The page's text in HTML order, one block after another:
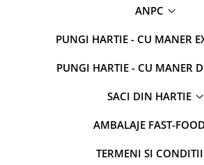
ANPC
PUNGI HARTIE - CU MANER
PUNGI HARTIE - CU MANER
SACI DIN HARTIE
AMBALAJE FAST-FOOD
TERMENI SI CONDITII